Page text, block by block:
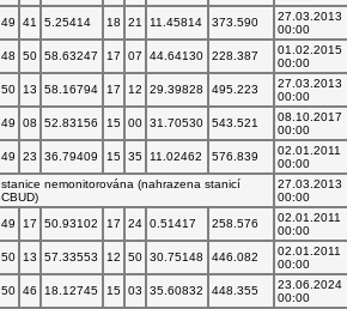
49 41 5.25414 18 21 11.45814 373.590
27.03.2013
00:00
48 50 58.63247 17 07 44.64130 228.387
01.02.2015
00:00
50 13 58.16794 17 12 29.39828 495.223
27.03.2013
00:00
49 08 52.83156 15 00 31.70530 543.521
08.10.2017
00:00
49 23 36.79409 15 35 11.02462 576.839
02.01.2011
00:00
stanice nemonitorována (nahrazena stanicí
CBUD)
27.03.2013
00:00
49 17 50.93102 17 24 0.51417 258.576
02.01.2011
00:00
50 13 57.33553 12 50 30.75148 446.082
02.01.2011
00:00
50 46 18.12745 15 03 35.60832 448.355
23.06.2024
00:00